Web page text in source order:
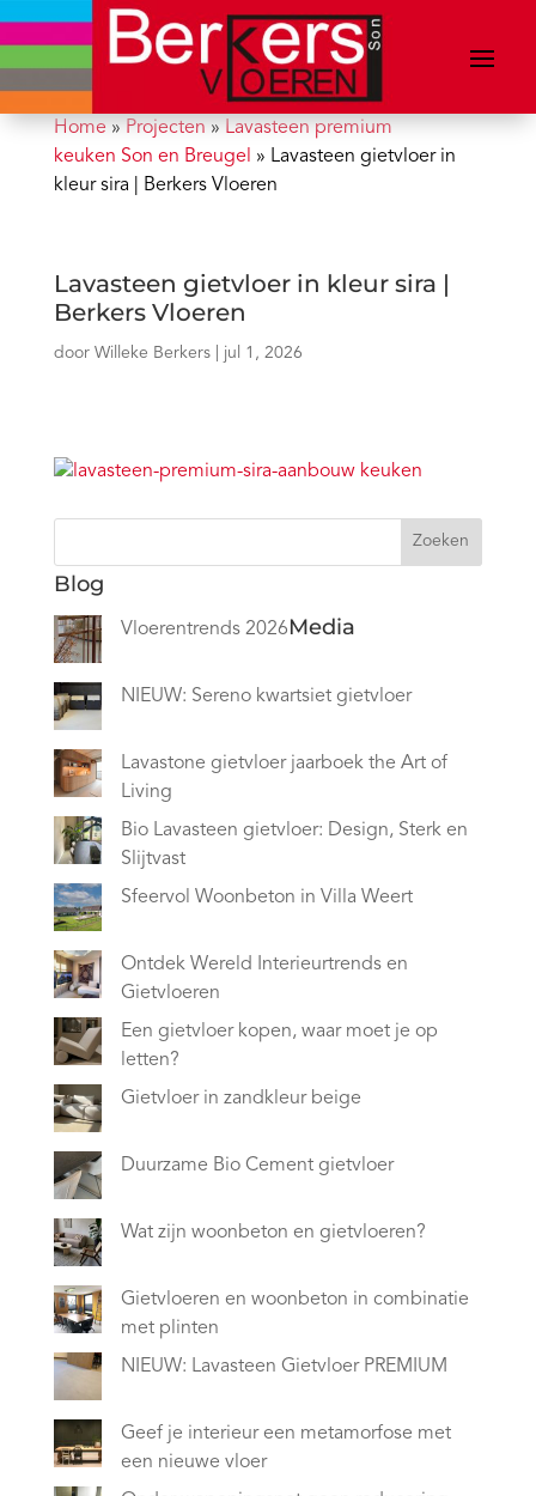
Home» Projecten » Lavasteen premium
keuken Son en Breugel » Lavasteen gietvloer in
kleur sira | Berkers Vloeren
Lavasteen gietvloer in kleur sira |
Berkers Vloeren
door Willeke Berkers| jul 1, 2026
Zoeken
Blog
Vloerentrends 2026
NIEUW: Sereno kwartsiet gietvloer
Lavastone gietvloer jaarboek the Art of
Living
Bio Lavasteen gietvloer: Design, Sterk en
Slijtvast
Sfeervol Woonbeton in Villa Weert
Ontdek Wereld Interieurtrends en
Gietvloeren
Een gietvloer kopen, waar moet je op
letten?
Gietvloer in zandkleur beige
Duurzame Bio Cement gietvloer
Wat zijn woonbeton en gietvloeren?
Gietvloeren en woonbeton in combinatie
met plinten
NIEUW: Lavasteen Gietvloer PREMIUM
Geef je interieur een metamorfose met
een nieuwe vloer
Media